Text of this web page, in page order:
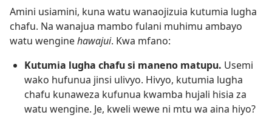
Amini usiamini, kuna watu wanaojizuia kutumia lugha
chafu. Na wanajua mambo fulani muhimu ambayo
watu wenginehawajui. Kwa mfano:
Kutumia lugha chafu si maneno matupu. Usemi
wako hufunua jinsi ulivyo. Hivyo, kutumia lugha
chafu kunaweza kufunua kwamba hujali hisia za
watu wengine. Je, kweli wewe ni mtu wa aina hiyo?